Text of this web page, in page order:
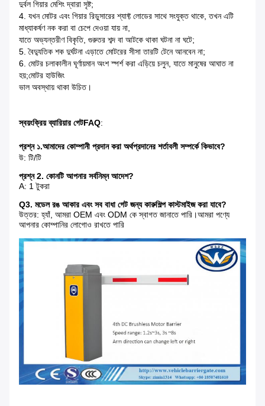
দুর্বল গিয়ার মেশিং দ্বারা সৃষ্ট;
4. যখন মোটর এবং গিয়ার রিডুসারের শ্যাফ্ট লোডের সাথে সংযুক্ত থাকে, তখন এটি
মাধ্যাকর্ষণ নক করা বা চেপে দেওয়া যায় না,
যাতে অভ্যন্তরীণ বিকৃতি, গুরুতর শব্দ বা আটকে থাকা ঘটনা না ঘটে;
5. বৈদ্যুতিক শক দুর্ঘটনা এড়াতে মোটরের সীসা তারটি টেনে আনবেন না;
6. মোটর চলাকালীন ঘূর্ণায়মান অংশ স্পর্শ করা এড়িয়ে চলুন, যাতে মানুষের আঘাত না
হয়;মোটর হাউজিং
ভাল অবস্থায় থাকা উচিত।
স্বয়ংক্রিয় ব্যারিয়ার গেটFAQ:
প্রশ্ন ১.আমাদের কোম্পানী প্রদান করা অর্থপ্রদানের শর্তাবলী সম্পর্কে কিভাবে?
উ: টি/টি
প্রশ্ন 2. কোনটি আপনার সর্বনিম্ন আদেশ?
A: 1 টুকরা
Q3. মডেল রঙ আকার এবং সব বাধা গেট জন্য কারুশিল্প কাস্টমাইজ করা যাবে?
উত্তর: হ্যাঁ, আমরা OEM এবং ODM কে স্বাগত জানাতে পারি।আমরা পণ্যে
আপনার কোম্পানির লোগোও রাখতে পারি